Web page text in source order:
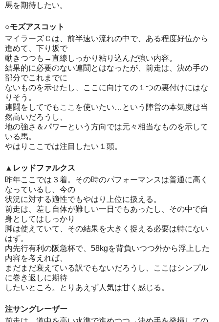
馬を期待したい。
○モズアスコット
マイラーズＣは、前半速い流れの中で、ある程度好位から
進めて、下り坂で
動きつつも→直線しっかり粘り込んだ強い内容。
結果的に必要のない連闘とはなったが、前走は、決め手の
部分でこれまでに
ないものを示せたし、ここに向けての１つの裏付けにはな
りそう。
連闘をしてでもここを使いたい…という陣営の本気度は当
然高いだろうし、
地の強さ＆パワーという方向では元々相当なものを示して
いる馬。
やはりここでは注目したい１頭。
▲レッドファルクス
昨年ここでは３着。その時のパフォーマンスは普通に高く
なっているし、今の
状況に対する適性でもやはり上位に扱える。
前走は、差し自体が難しい一日でもあったし、その中で自
身としてはしっかり
脚は使えていて、その結果を大きく捉える必要は特にない
はず。
内先行有利の阪急杯で、58kgを背負いつつ外から浮上した
内容を考えれば、
まだまだ衰えている訳でもないだろうし、ここはシンプル
に巻き返しに期待
したいところ。とりあえず人気は甘く感じる。
注サングレーザー